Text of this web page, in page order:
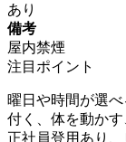
あり
備考
屋内禁煙
注目ポイント
曜日や時間が選
付く、体を動か
正社員登用あり